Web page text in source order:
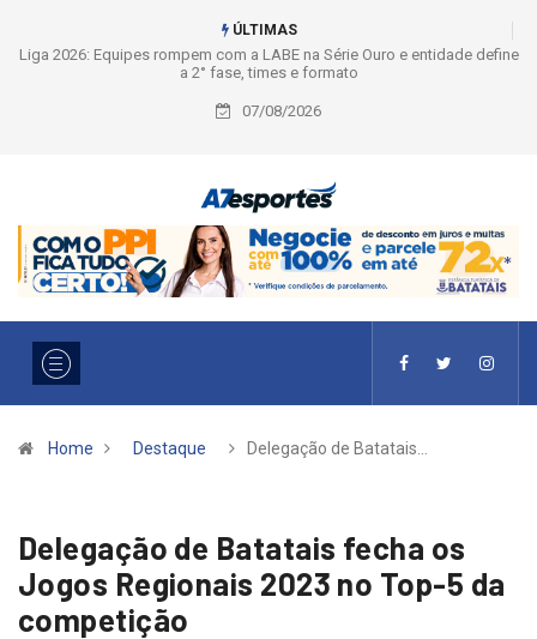
ÚLTIMAS
Liga 2026: Equipes rompem com a LABE na Série Ouro e entidade define
a 2° fase, times e formato
07/08/2026
Home Destaque Delegação de Batatais…
Delegação de Batatais fecha os
Jogos Regionais 2023 no Top-5 da
competição